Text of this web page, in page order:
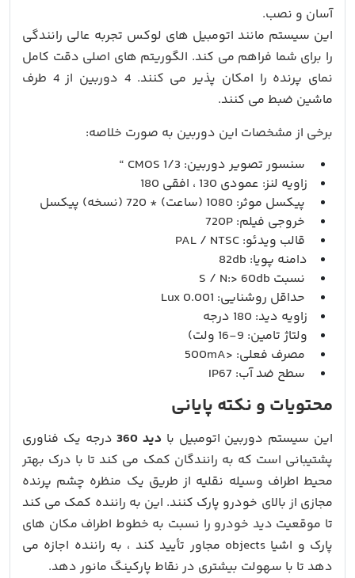
آسان و نصب.
این سیستم مانند اتومبیل های لوکس تجربه عالی رانندگی
را برای شما فراهم می کند. الگوریتم های اصلی دقت کامل
نمای پرنده را امکان پذیر می کنند. 4 دوربین از 4 طرف
ماشین ضبط می کنند.
برخی از مشخصات این دوربین به صورت خلاصه:
سنسور تصویر دوربین: CMOS 1/3 “
زاویه لنز: عمودی 130 ، افقی 180
پیکسل موثر: 1080 (ساعت) * 720 (نسخه) پیکسل
خروجی فیلم: 720P
قالب ویدئو: PAL / NTSC
دامنه پویا: 82db
نسبت S / N:> 60db
حداقل روشنایی: 0.001 Lux
زاویه دید: 180 درجه
ولتاژ تامین: 9-16 ولت)
مصرف فعلی: <500mA
سطح ضد آب: IP67
محتویات و نکته پایانی
این سیستم دوربین اتومبیل با دید 360
درجه یک فناوری
پشتیبانی است که به رانندگان کمک می کند تا با درک بهتر
محیط اطراف وسیله نقلیه از طریق یک منظره چشم پرنده
مجازی از بالای خودرو پارک کنند. این به راننده کمک می کند
تا موقعیت دید خودرو را نسبت به خطوط اطراف مکان های
پارک و اشیا objects مجاور تأیید کند ، به راننده اجازه می
دهد تا با سهولت بیشتری در نقاط پارکینگ مانور دهد.